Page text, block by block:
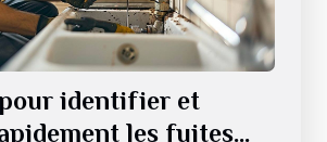
identifier et
les fuites